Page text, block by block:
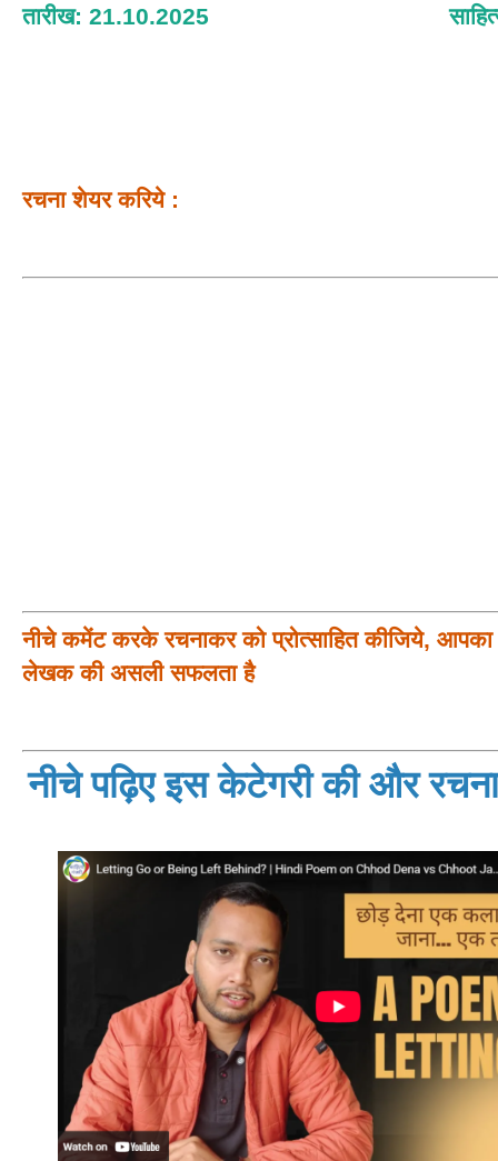
तारीख: 21.10.2025
रचना शेयर करिये :
नीचे कमेंट करके रचनाकर को प्रोत्साहित कीजिये, आपका
लेखक की असली सफलता है
नीचे पढ़िए इस केटेगरी की और